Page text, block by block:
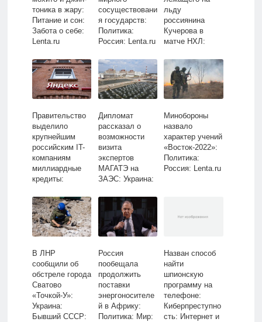
тоника в жару:
Питание и сон:
Забота о себе:
Lenta.ru
сосуществовани
я государств:
Политика:
Россия: Lenta.ru
льду
россиянина
Кучерова в
матче НХЛ:
Lenta.ru
Правительство
выделило
крупнейшим
российским IT-
компаниям
миллиардные
кредиты:
Экономика:
Lenta.ru
Дипломат
рассказал о
возможности
визита
экспертов
МАГАТЭ на
ЗАЭС: Украина:
Lenta.ru
Минобороны
назвало
характер учений
«Восток-2022»:
Политика:
Россия: Lenta.ru
В ЛНР
сообщили об
обстреле города
Сватово
«Точкой-У»:
Украина:
Бывший СССР:
Россия
пообещала
продолжить
поставки
энергоносителе
й в Африку:
Политика: Мир:
Назван способ
найти
шпионскую
программу на
телефоне:
Киберпреступно
сть: Интернет и